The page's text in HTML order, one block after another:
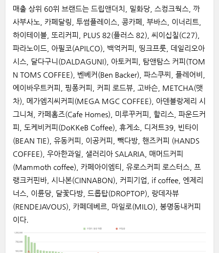
매출 상위 60위 브랜드는 드립앤더치, 밀화당, 스컹크웍스, 까
사부사노, 카페달링, 투썸플레이스, 콩카페, 부바스, 이너리트,
하이테이블, 또리커피, PLUS 82(플러스 82), 씨이십칠(C27),
파라노이드, 아필코(APILCO), 백억커피, 띵크프룻, 데일리오아
시스, 달다구니(DALDAGUNI), 아토커피, 탐앤탐스 커피(TOM
N TOMS COFFEE), 벤베커(Ben Backer), 파스쿠찌, 플레어비,
에이바우트커피, 핑퐁커피, 커피 로드뷰, 고바슨, METCHA(맷
차), 메가엠지씨커피(MEGA MGC COFFEE), 아덴블랑제리 시
그니쳐, 카페홈즈(Cafe Homes), 미루꾸커피, 할리스, 파운드커
피, 도케비커피(DoKKeB Coffee), 휴게소, 디저트39, 빈타이
(BEAN TIE), 유동커피, 이공커피, 빽다방, 핸즈커피 (HANDS
COFFEE), 우아한과일, 샐러리아 SALARIA, 매머드커피
(Mammoth coffee), 카페아이엠티, 유로스커피 로스터스, 프
랭크커핀바, 시나본(CINNABON), 커피기업, if coffee, 엔제리
너스, 이륜당, 달꽃다방, 드롭탑(DROPTOP), 랑데자뷰
(RENDEJAVOUS), 카페데베르, 마일로(MILO), 봉명동내커피
이다